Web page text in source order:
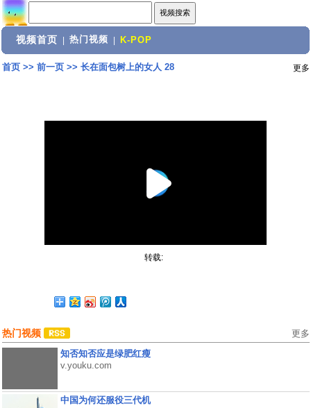
视频首页 热门视频 K-POP
首页>> 前一页>> 长在面包树上的女人 28 更多
转载:
热门视频 更多
知否知否应是绿肥红瘦
v.youku.com
中国为何还服役三代机